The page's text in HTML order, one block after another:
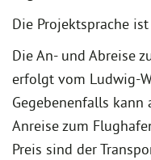
Die Projektsprache
Die An- und Abreise
erfolgt vom Ludwig-
Gegebenenfalls
Anreise zum
Preis sind der